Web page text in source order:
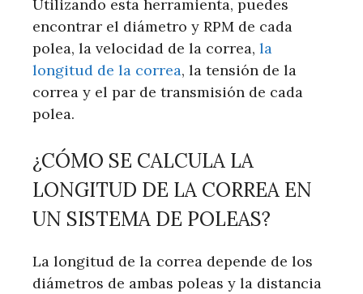
Utilizando esta herramienta, puedes
encontrar el diámetro y RPM de cada
polea, la velocidad de la correa, la
longitud de la correa, la tensión de la
correa y el par de transmisión de cada
polea.
¿CÓMO SE CALCULA LA
LONGITUD DE LA CORREA EN
UN SISTEMA DE POLEAS?
La longitud de la correa depende de los
diámetros de ambas poleas y la distancia